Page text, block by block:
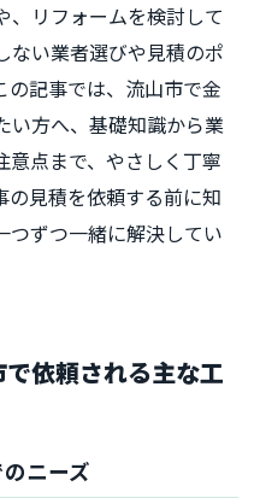
、リフォームを検討して
ない業者選びや見積のポ
の記事では、流山市で金
い方へ、基礎知識から業
意点まで、やさしく丁寧
の見積を依頼する前に知
つずつ一緒に解決してい
依頼される主な工
ニーズ